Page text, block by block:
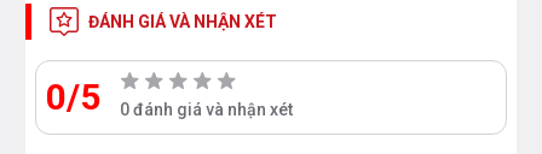
ĐÁNH GIÁ VÀ NHẬN XÉT
0/5 0 đánh giá và nhận xét